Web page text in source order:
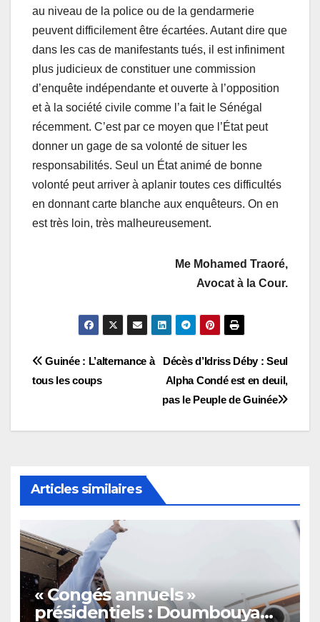
au niveau de la police ou de la gendarmerie
peuvent difficilement être écartées. Autant dire que
dans les cas de manifestants tués, il est infiniment
plus judicieux de constituer une commission
d’enquête indépendante et ouverte à l’opposition
et à la société civile comme l’a fait le Sénégal
récemment. C’est par ce moyen que l’État peut
donner un gage de sa volonté de situer les
responsabilités. Seul un État animé de bonne
volonté peut arriver à aplanir toutes ces difficultés
en donnant carte blanche aux enquêteurs. On en
est très loin, très malheureusement.
Me Mohamed Traoré,
Avocat à la Cour.
Navigation
l’article
Décès d’Idriss Déby : Seul
Alpha Condé est en deuil,
pas le Peuple de Guinée
Guinée : L’alternance à
tous les coups
Articles similaires
« Congés annuels »
présidentiels : Doumbouya